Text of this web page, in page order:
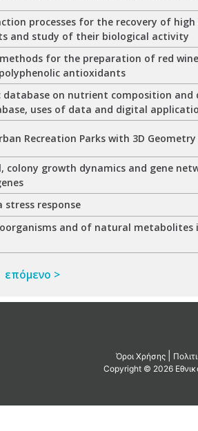
processes for the recovery of
and study of their biological activity
for the preparation of red
antioxidants
database on nutrient composition
uses of data and digital
Recreation Parks with 3D
colony growth dynamics and gene
stress response
and of natural metabolites
επόμενο >